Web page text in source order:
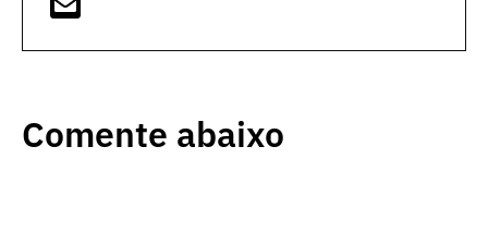
Comente abaixo